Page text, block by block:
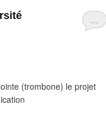
…
(trombone) le projet